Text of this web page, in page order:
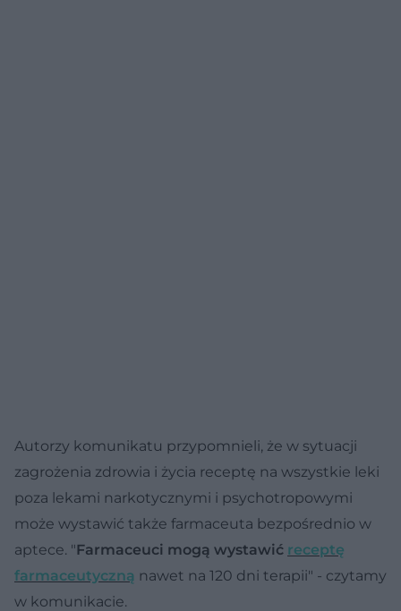
Autorzy komunikatu przypomnieli, że w sytuacji
zagrożenia zdrowia i życia receptę na wszystkie leki
poza lekami narkotycznymi i psychotropowymi
może wystawić także farmaceuta bezpośrednio w
aptece. "Farmaceuci mogą wystawić receptę
farmaceutyczną nawet na 120 dni terapii" - czytamy
w komunikacie.